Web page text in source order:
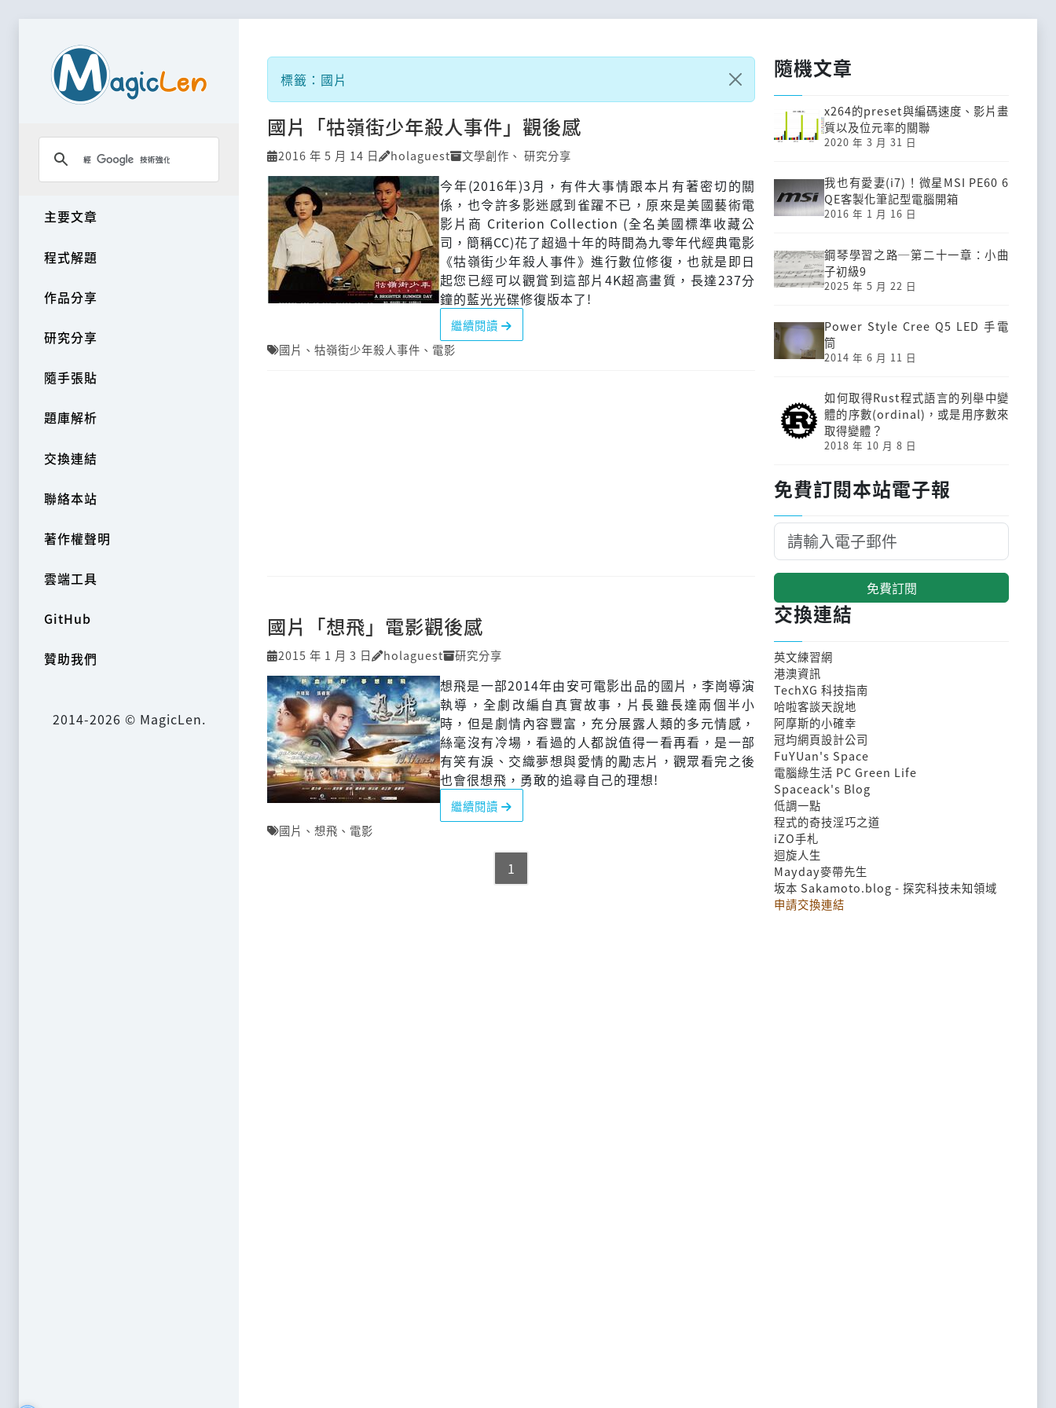
主要文章
程式解題
作品分享
研究分享
隨手張貼
題庫解析
交換連結
聯絡本站
著作權聲明
雲端工具
GitHub
贊助我們
2014-2026 © MagicLen.
標籤：國片
國片「牯嶺街少年殺人事件」觀後感
2016 年 5 月 14 日 holaguest 文學創作 、 研究分享
今年(2016年)3月，有件大事情跟本片有著密切的關
係，也令許多影迷感到雀躍不已，原來是美國藝術電
影片商 Criterion Collection (全名美國標準收藏公
司，簡稱CC)花了超過十年的時間為九零年代經典電影
《牯嶺街少年殺人事件》進行數位修復，也就是即日
起您已經可以觀賞到這部片4K超高畫質，長達237分
鐘的藍光光碟修復版本了!
繼續閱讀
國片 、 牯嶺街少年殺人事件 、 電影
國片「想飛」電影觀後感
2015 年 1 月 3 日 holaguest 研究分享
想飛是一部2014年由安可電影出品的國片，李崗導演
執導，全劇改編自真實故事，片長雖長達兩個半小
時，但是劇情內容豐富，充分展露人類的多元情感，
絲毫沒有冷場，看過的人都說值得一看再看，是一部
有笑有淚、交織夢想與愛情的勵志片，觀眾看完之後
也會很想飛，勇敢的追尋自己的理想!
繼續閱讀
國片 、 想飛 、 電影
1
隨機文章
x264的preset與編碼速度、影片畫
質以及位元率的關聯
2020 年 3 月 31 日
我也有愛妻(i7)！微星MSI PE60 6
QE客製化筆記型電腦開箱
2016 年 1 月 16 日
鋼琴學習之路─第二十一章：小曲
子初級9
2025 年 5 月 22 日
Power Style Cree Q5 LED 手電
筒
2014 年 6 月 11 日
如何取得Rust程式語言的列舉中變
體的序數(ordinal)，或是用序數來
取得變體？
2018 年 10 月 8 日
免費訂閱本站電子報
免費訂閱
交換連結
英文練習網
港澳資訊
TechXG 科技指南
哈啦客談天說地
阿摩斯的小確幸
冠均網頁設計公司
FuYUan's Space
電腦綠生活 PC Green Life
Spaceack's Blog
低調一點
程式的奇技淫巧之道
iZO手札
迴旋人生
Mayday麥帶先生
坂本 Sakamoto.blog - 探究科技未知領域
申請交換連結